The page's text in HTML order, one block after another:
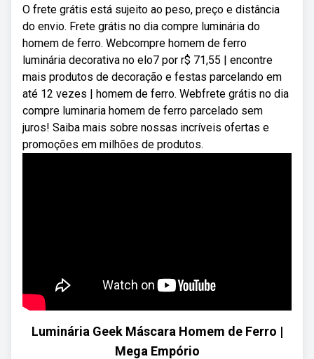
O frete grátis está sujeito ao peso, preço e distância
do envio. Frete grátis no dia compre luminária do
homem de ferro. Webcompre homem de ferro
luminária decorativa no elo7 por r$ 71,55 | encontre
mais produtos de decoração e festas parcelando em
até 12 vezes | homem de ferro. Webfrete grátis no dia
compre luminaria homem de ferro parcelado sem
juros! Saiba mais sobre nossas incríveis ofertas e
promoções em milhões de produtos.
Luminária Geek Máscara Homem de Ferro |
Mega Empório